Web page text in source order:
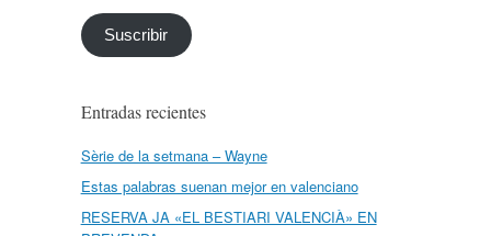
email
Suscribir
Entradas recientes
Sèrie de la setmana – Wayne
Estas palabras suenan mejor en valenciano
RESERVA JA «EL BESTIARI VALENCIÀ» EN